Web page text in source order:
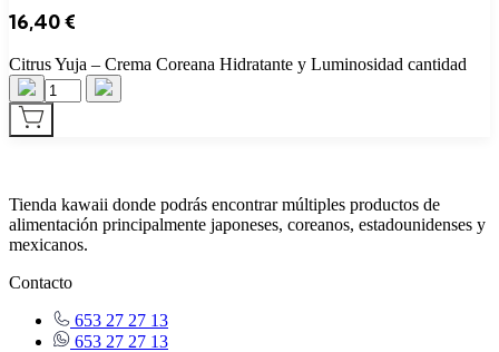
16,40€
Citrus Yuja – Crema Coreana Hidratante y Luminosidad cantidad
Tienda kawaii donde podrás encontrar múltiples productos de
alimentación principalmente japoneses, coreanos, estadounidenses y
mexicanos.
Contacto
653 27 27 13
653 27 27 13